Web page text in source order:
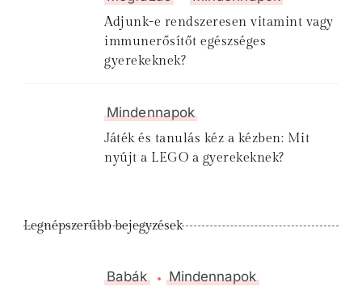
Adjunk-e rendszeresen vitamint vagy
immunerősítőt egészséges
gyerekeknek?
Mindennapok
Játék és tanulás kéz a kézben: Mit
nyújt a LEGO a gyerekeknek?
Legnépszerűbb bejegyzések
Babák Mindennapok